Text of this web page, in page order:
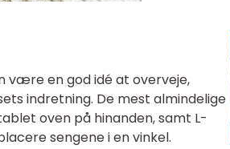
være en god idé at overveje,
indretning. De mest almindelige
oven på hinanden, samt L-
sengene i en vinkel.